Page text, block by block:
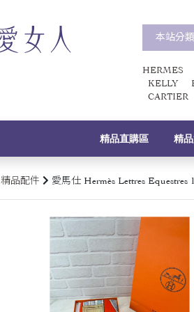
本站分
HERMES
KELLY
CARTIER
精品直購區 精
精品配件 愛馬仕 Hermès Lettres